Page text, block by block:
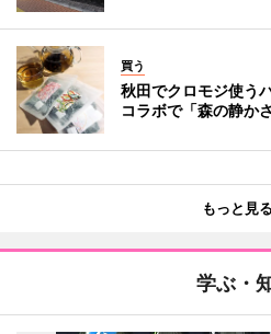
買う
秋田でクロモジ使う
コラボで「森の静か
もっと見る
学ぶ・